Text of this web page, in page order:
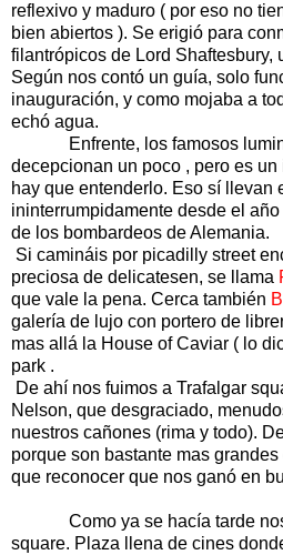
reflexivo y maduro ( por eso no
bien abiertos ). Se erigió para
filantrópicos de Lord Shaftesbury,
Según nos contó un guía, solo
inauguración, y como mojaba a
echó agua.
Enfrente, los famosos
decepcionan un poco , pero es
hay que entenderlo. Eso sí llevan
ininterrumpidamente desde el
de los bombardeos de Alemania.
Si camináis por picadilly street
preciosa de delicatesen, se llama
que vale la pena. Cerca también
galería de lujo con portero de
mas allá la House of Caviar ( lo
park .
De ahí nos fuimos a Trafalgar
Nelson, que desgraciado,
nuestros cañones (rima y todo).
porque son bastante mas
que reconocer que nos ganó en
Como ya se hacía tarde nos
square. Plaza llena de cines